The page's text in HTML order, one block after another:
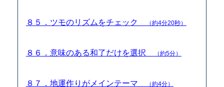
８５．ツモのリズムをチェック （約4分20秒）
８６．意味のある和了だけを選択 （約5分）
８７．地運作りがメインテーマ （約4分）